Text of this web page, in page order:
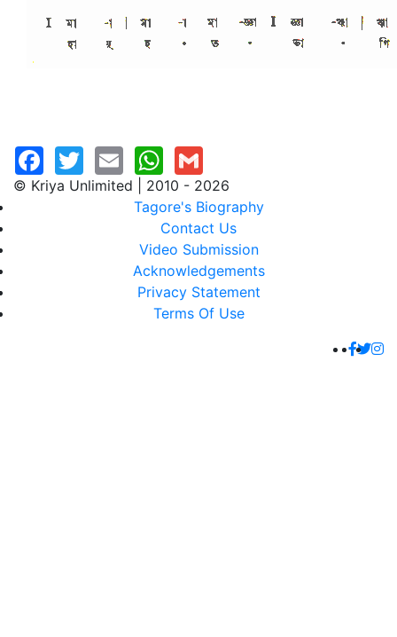
© Kriya Unlimited | 2010 - 2026
Tagore's Biography
Contact Us
Video Submission
Acknowledgements
Privacy Statement
Terms Of Use